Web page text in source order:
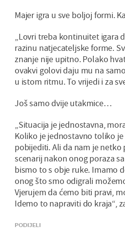
Majer igra u sve boljoj formi.
„Lovri treba kontinuitet igara
razinu natjecateljske forme.
znanje nije upitno. Polako
ovakvi golovi daju mu na
u istom ritmu. To vrijedi i za
Još samo dvije utakmice…
„Situacija je jednostavna,
Koliko je jednostavno toliko
pobijediti. Ali da nam je netko
scenarij nakon onog poraza
bismo to s obje ruke. Imamo
onog što smo odigrali
Vjerujem da ćemo biti pravi,
Idemo to napraviti do kraja“,
PODIJELI